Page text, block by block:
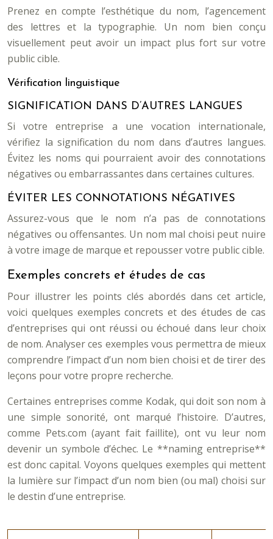
Prenez en compte l’esthétique du nom, l’agencement
des lettres et la typographie. Un nom bien conçu
visuellement peut avoir un impact plus fort sur votre
public cible.
Vérification linguistique
SIGNIFICATION DANS D’AUTRES LANGUES
Si votre entreprise a une vocation internationale,
vérifiez la signification du nom dans d’autres langues.
Évitez les noms qui pourraient avoir des connotations
négatives ou embarrassantes dans certaines cultures.
ÉVITER LES CONNOTATIONS NÉGATIVES
Assurez-vous que le nom n’a pas de connotations
négatives ou offensantes. Un nom mal choisi peut nuire
à votre image de marque et repousser votre public cible.
Exemples concrets et études de cas
Pour illustrer les points clés abordés dans cet article,
voici quelques exemples concrets et des études de cas
d’entreprises qui ont réussi ou échoué dans leur choix
de nom. Analyser ces exemples vous permettra de mieux
comprendre l’impact d’un nom bien choisi et de tirer des
leçons pour votre propre recherche.
Certaines entreprises comme Kodak, qui doit son nom à
une simple sonorité, ont marqué l’histoire. D’autres,
comme Pets.com (ayant fait faillite), ont vu leur nom
devenir un symbole d’échec. Le **naming entreprise**
est donc capital. Voyons quelques exemples qui mettent
la lumière sur l’impact d’un nom bien (ou mal) choisi sur
le destin d’une entreprise.